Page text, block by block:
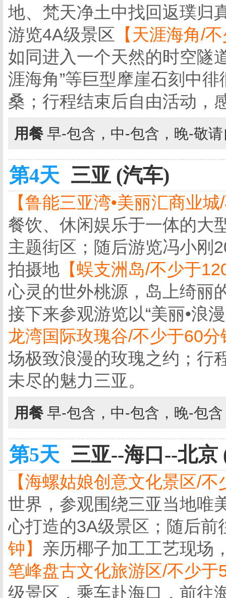
地、梵天净土中找回返璞归
游览4A级景区 【天涯海角/
如同进入一个天然的时空隧
涯海角”等巨型摩崖石刻中
桑；行程结束后自由活动，
用餐 早-包含，中-包含，晚-敬
第4天 三亚 (汽车)
【鲁能三亚湾•美丽汇商业
餐饮、休闲娱乐于一体的大
主题街区；随后游览冯小刚
拍摄地 【蜈支洲岛/不少于
心灵的世外桃源，岛上绮丽
接下来参观游览以“美丽•浪
龙湾国际玫瑰谷/不少于60分
场极致浪漫的玫瑰之约；行
未尽的魅力三亚。
用餐 早-包含，中-包含，晚-包
第5天 三亚--海口--北京
【海螺姑娘创意文化景区/
世界，参观围绕三亚当地唯
心打造的3A级景区；随后前
钟】 亲历椰子加工工艺现场
笔峰盘古文化旅游区/不少于
级景区，乘车赴海口，前往